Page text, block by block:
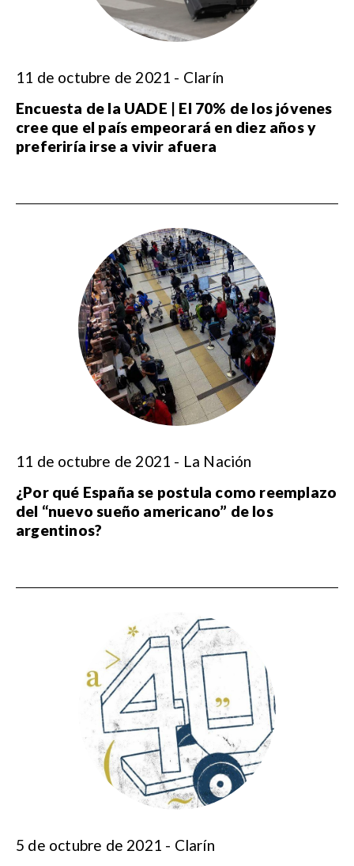
11 de octubre de 2021 - Clarín
Encuesta de la UADE | El 70% de los jóvenes
cree que el país empeorará en diez años y
preferiría irse a vivir afuera
11 de octubre de 2021 - La Nación
¿Por qué España se postula como reemplazo
del “nuevo sueño americano” de los
argentinos?
5 de octubre de 2021 - Clarín